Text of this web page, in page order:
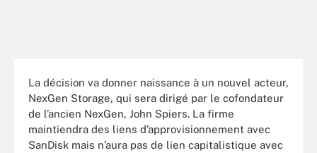
La décision va donner naissance à un nouvel acteur,
NexGen Storage, qui sera dirigé par le cofondateur
de l’ancien NexGen, John Spiers. La firme
maintiendra des liens d’approvisionnement avec
SanDisk mais n’aura pas de lien capitalistique avec